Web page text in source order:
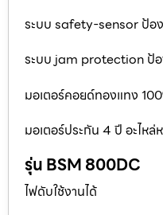
ระบบ safety-sensor ป้อ
ระบบ jam protection ป้อ
มอเตอร์คอยด์ทองแทง
มอเตอร์ประกัน 4 ปี อะไหล่
รุ่น BSM 800DC
ไฟดับใช้งานได้